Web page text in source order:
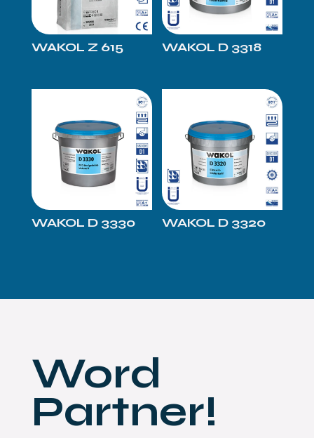
WAKOL Z 615 WAKOL D 3318
WAKOL D 3330 WAKOL D 3320
Word
Partner!